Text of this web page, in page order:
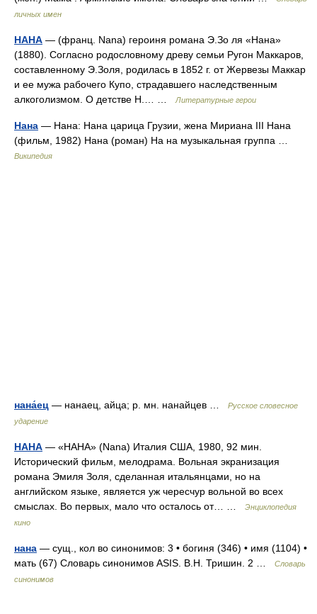
личных имен
НАНА — (франц. Nana) героиня романа Э.Зо ля «Нана»
(1880). Согласно родословному древу семьи Ругон Маккаров,
составленному Э.Золя, родилась в 1852 г. от Жервезы Маккар
и ее мужа рабочего Купо, страдавшего наследственным
алкоголизмом. О детстве Н.… …
Литературные герои
Нана — Нана: Нана царица Грузии, жена Мириана III Нана
(фильм, 1982) Нана (роман) На на музыкальная группа …
Википедия
нана́ец — нанаец, айца; р. мн. нанайцев …
Русское словесное
ударение
НАНА — «НАНА» (Nana) Италия США, 1980, 92 мин.
Исторический фильм, мелодрама. Вольная экранизация
романа Эмиля Золя, сделанная итальянцами, но на
английском языке, является уж чересчур вольной во всех
смыслах. Во первых, мало что осталось от… …
Энциклопедия
кино
нана — сущ., кол во синонимов: 3 • богиня (346) • имя (1104) •
мать (67) Словарь синонимов ASIS. В.Н. Тришин. 2 …
Словарь
синонимов